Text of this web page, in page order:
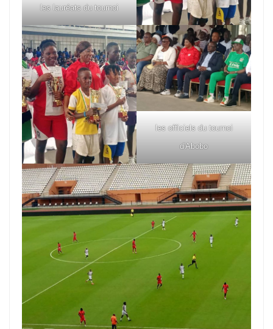
les lauréats du tournoi
les officiels du tournoi
d'Abobo